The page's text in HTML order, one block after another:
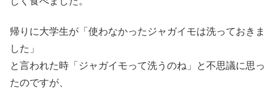
帰りに大学生が「使わなかったジャガイモは洗っておきま
した」
と言われた時「ジャガイモって洗うのね」と不思議に思っ
たのですが、